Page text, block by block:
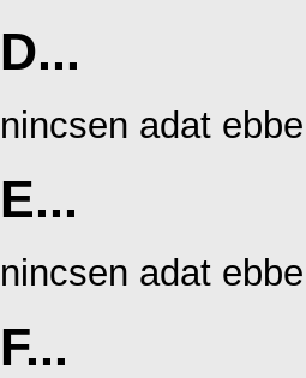
D...
nincsen adat
E...
nincsen adat
F...